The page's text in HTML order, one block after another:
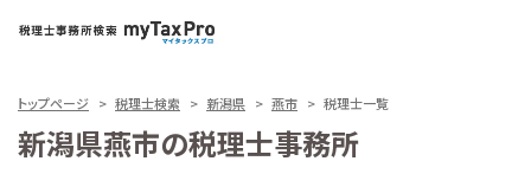
トップページ 税理士検索 新潟県 燕市 税理士一覧
新潟県燕市の税理士事務所